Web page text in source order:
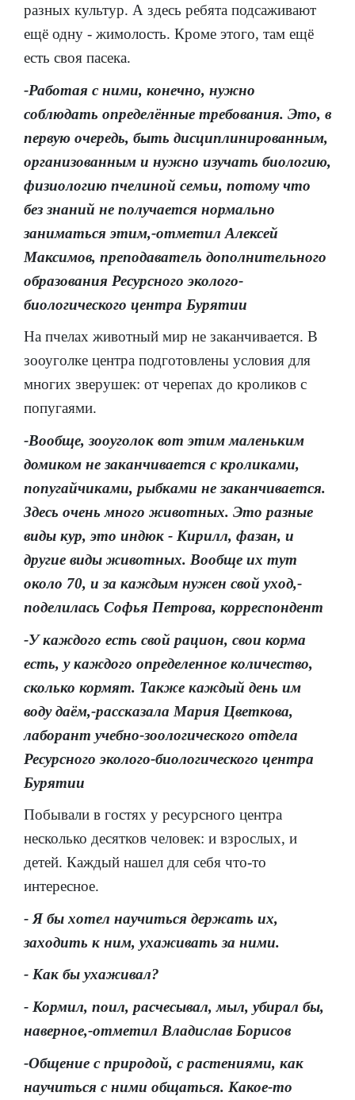
разных культур. А здесь ребята подсаживают
ещё одну - жимолость. Кроме этого, там ещё
есть своя пасека.
-Работая с ними, конечно, нужно
соблюдать определённые требования. Это, в
первую очередь, быть дисциплинированным,
организованным и нужно изучать биологию,
физиологию пчелиной семьи, потому что
без знаний не получается нормально
заниматься этим,-отметил Алексей
Максимов, преподаватель дополнительного
образования Ресурсного эколого-
биологического центра Бурятии
На пчелах животный мир не заканчивается. В
зооуголке центра подготовлены условия для
многих зверушек: от черепах до кроликов с
попугаями.
-Вообще, зооуголок вот этим маленьким
домиком не заканчивается с кроликами,
попугайчиками, рыбками не заканчивается.
Здесь очень много животных. Это разные
виды кур, это индюк - Кирилл, фазан, и
другие виды животных. Вообще их тут
около 70, и за каждым нужен свой уход,-
поделилась Софья Петрова, корреспондент
-У каждого есть свой рацион, свои корма
есть, у каждого определенное количество,
сколько кормят. Также каждый день им
воду даём,-рассказала Мария Цветкова,
лаборант учебно-зоологического отдела
Ресурсного эколого-биологического центра
Бурятии
Побывали в гостях у ресурсного центра
несколько десятков человек: и взрослых, и
детей. Каждый нашел для себя что-то
интересное.
- Я бы хотел научиться держать их,
заходить к ним, ухаживать за ними.
- Как бы ухаживал?
- Кормил, поил, расчесывал, мыл, убирал бы,
наверное,-отметил Владислав Борисов
-Общение с природой, с растениями, как
научиться с ними общаться. Какое-то